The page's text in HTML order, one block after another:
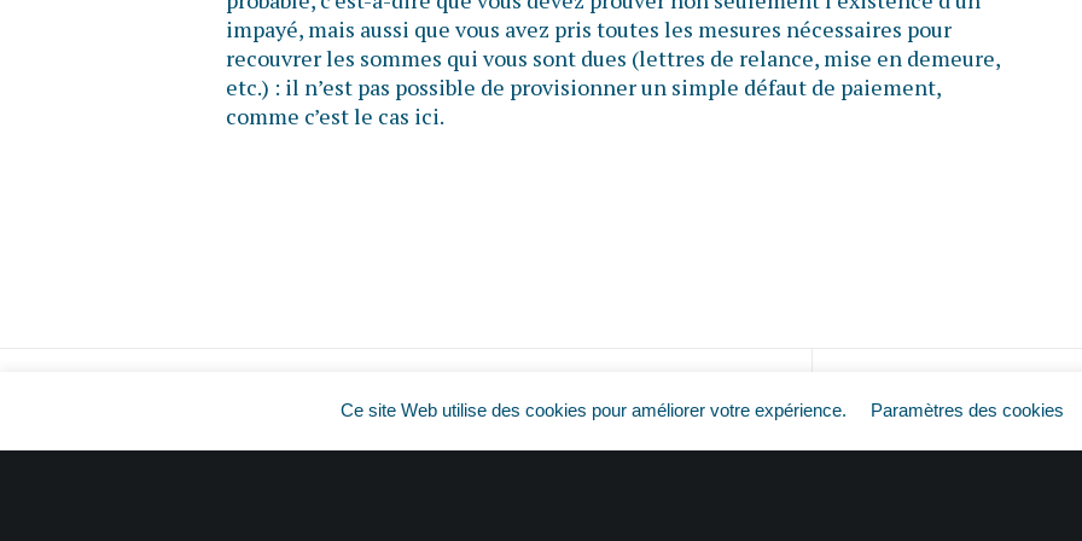
impayé, mais aussi que vous avez pris toutes les mesures nécessaires pour
recouvrer les sommes qui vous sont dues (lettres de relance, mise en demeure,
etc.) : il n’est pas possible de provisionner un simple défaut de paiement,
comme c’est le cas ici.
Factures impayées : pas de règlement, pas d’impôt ?
Ce site Web utilise des cookies pour améliorer votre expérience. Paramètres des cookies